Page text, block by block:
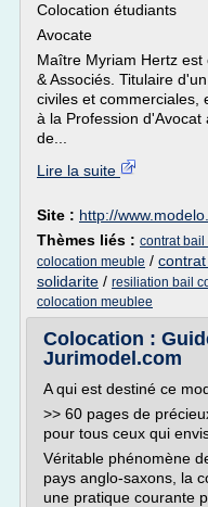
Colocation étudiants
Avocate
Maître Myriam Hertz
& Associés. Titulaire
civiles et commerciales,
à la Profession d'Avocat
de...
Lire la suite
Site : http://
Thèmes liés : contrat
colocation meuble /
solidarite / resiliation bail
colocation meublee
Colocation :
Jurimodel.com
A qui est destiné ce
>> 60 pages de
pour tous ceux qui
Véritable phénomène
pays anglo-saxons, la
une pratique courante